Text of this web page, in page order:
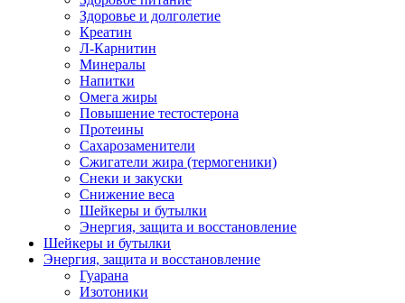
Здоровье и долголетие
Креатин
Л-Карнитин
Минералы
Напитки
Омега жиры
Повышение тестостерона
Протеины
Сахарозаменители
Сжигатели жира (термогеники)
Снеки и закуски
Снижение веса
Шейкеры и бутылки
Энергия, защита и восстановление
Шейкеры и бутылки
Энергия, защита и восстановление
Гуарана
Изотоники